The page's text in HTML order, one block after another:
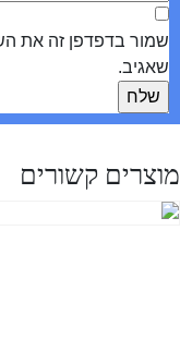
שמור בדפדפן זה את
שאגיב.
מוצרים קשורים